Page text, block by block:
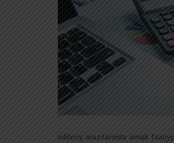
edilmiş ərazilərində əmək